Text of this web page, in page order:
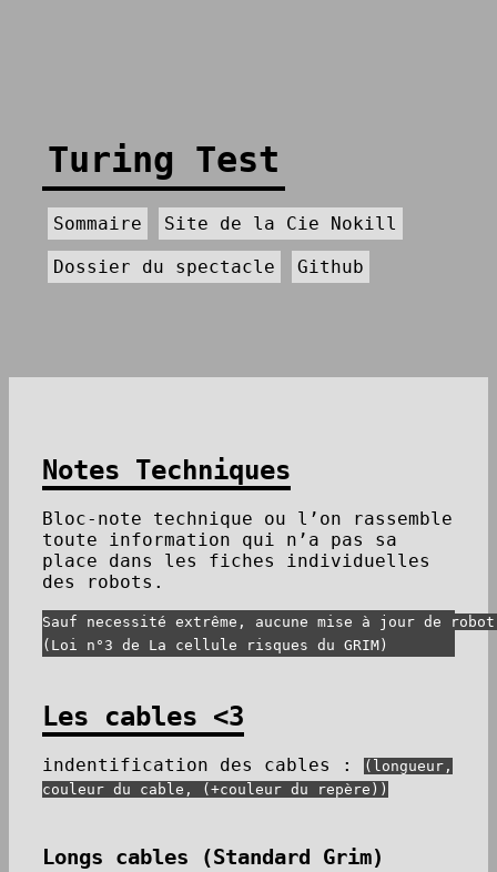
Turing Test
Sommaire Site de la Cie Nokill
Dossier du spectacle Github
Notes Techniques
Bloc-note technique ou l’on rassemble
toute information qui n’a pas sa
place dans les fiches individuelles
des robots.
Sauf necessité extrême, aucune mise à jour de
Les cables <3
indentification des cables :
(longueur,
couleur du cable, (+couleur du repère))
Longs cables (Standard Grim)